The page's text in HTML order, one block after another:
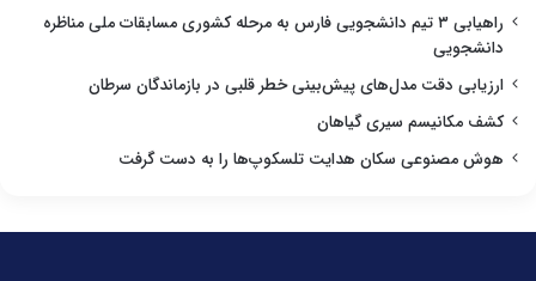
راهیابی ۳ تیم دانشجویی فارس به مرحله کشوری مسابقات ملی مناظره
دانشجویی
ارزیابی دقت مدل‌های پیش‌بینی خطر قلبی در بازماندگان سرطان
کشف مکانیسم سیری گیاهان
هوش مصنوعی سکان هدایت تلسکوپ‌ها را به دست گرفت